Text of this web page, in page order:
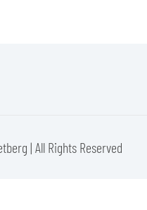
| All Rights Reserved